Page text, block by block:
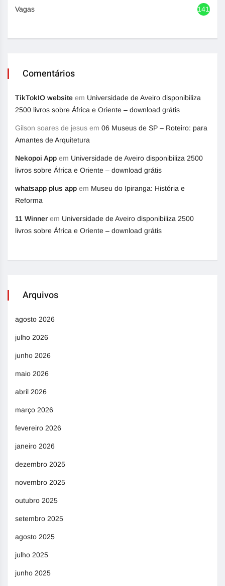
Vagas 1416
Comentários
TikTokIO website em Universidade de Aveiro disponibiliza
2500 livros sobre África e Oriente – download grátis
Gilson soares de jesus em 06 Museus de SP – Roteiro: para
Amantes de Arquitetura
Nekopoi App em Universidade de Aveiro disponibiliza 2500
livros sobre África e Oriente – download grátis
whatsapp plus app em Museu do Ipiranga: História e
Reforma
11 Winner em Universidade de Aveiro disponibiliza 2500
livros sobre África e Oriente – download grátis
Arquivos
agosto 2026
julho 2026
junho 2026
maio 2026
abril 2026
março 2026
fevereiro 2026
janeiro 2026
dezembro 2025
novembro 2025
outubro 2025
setembro 2025
agosto 2025
julho 2025
junho 2025